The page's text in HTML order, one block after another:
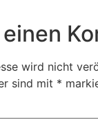
wird nicht
sind mit *